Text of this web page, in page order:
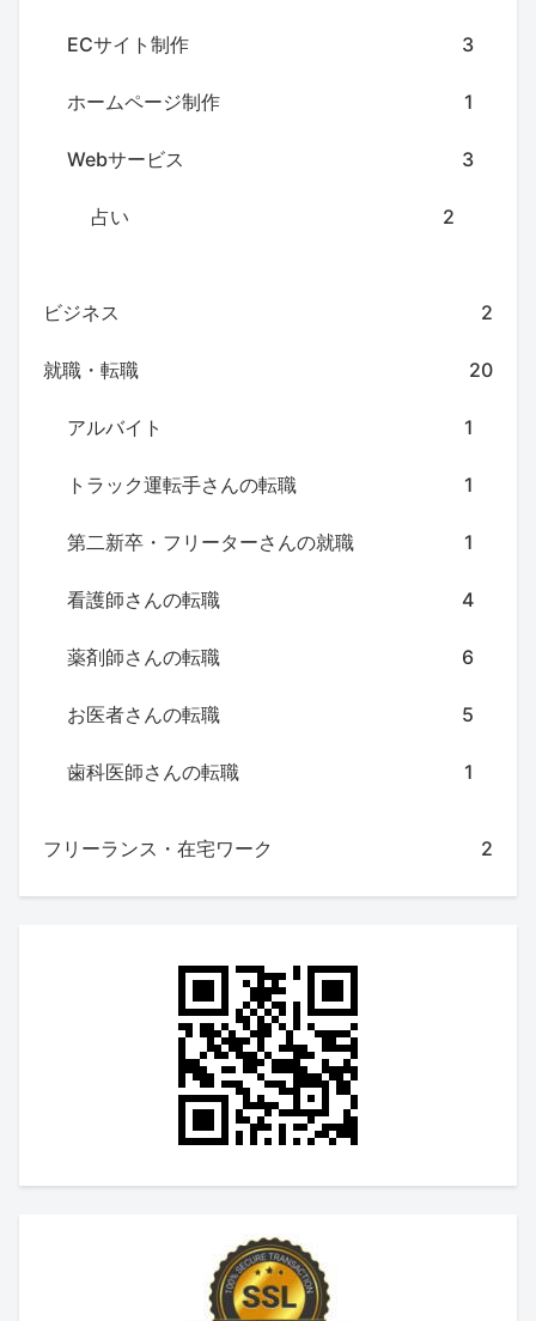
ECサイト制作 3
ホームページ制作 1
Webサービス 3
占い 2
ビジネス 2
就職・転職 20
アルバイト 1
トラック運転手さんの転職 1
第二新卒・フリーターさんの就職 1
看護師さんの転職 4
薬剤師さんの転職 6
お医者さんの転職 5
歯科医師さんの転職 1
フリーランス・在宅ワーク 2